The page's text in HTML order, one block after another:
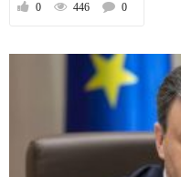
0 446 0